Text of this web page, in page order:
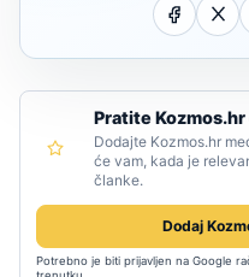
Pratite
Dodajte Kozmos.hr
će vam, kada je
članke.
Dodaj
Potrebno je biti prijavljen na Google